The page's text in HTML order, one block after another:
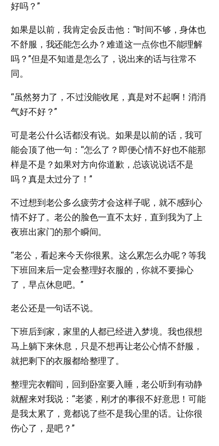
好吗？”
如果是以前，我肯定会反击他：“时间不够，身体也
不舒服，我还能怎么办？难道这一点你也不能理解
吗？”但是不知道是怎么了，说出来的话与往常不
同。
“虽然努力了，不过没能收尾，真是对不起啊！消消
气好不好？”
可是老公什么话都没有说。如果是以前的话，我可
能会顶了他一句：“怎么了？即便心情不好也不能那
样是不是？如果对方向你道歉，总该说说话不是
吗？真是太过分了！”
不过想到老公多么疲劳才会这样子呢，就不感到心
情不好了。老公的脸色一直不太好，直到我为了上
夜班出家门的那个瞬间。
“老公，看起来今天你很累。这么累怎么办呢？等我
下班回来后一定会整理好衣服的，你就不要操心
了，早点休息吧。”
老公还是一句话不说。
下班后到家，家里的人都已经进入梦境。我也很想
马上躺下来休息，只是不想再让老公心情不舒服，
就把剩下的衣服都给整理了。
整理完衣帽间，回到卧室要入睡，老公听到有动静
就醒来对我说：“老婆，刚才的事很不好意思！可能
是我太累了，竟都说了些不是我心里的话。让你很
伤心了，是吧？”